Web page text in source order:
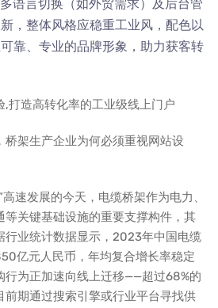
语言切换（如外贸需求）及后台管
，整体风格应稳重工业风，配色以
靠、专业的品牌形象，助力获客转
,打造高转化率的工业级线上门户
桥架生产企业为何必须重视网站设
速发展的今天，电缆桥架作为电力、
等关键基础设施的重要支撑构件，其
行业统计数据显示，2023年中国电缆
亿元人民币，年均复合增长率稳定
行为正加速向线上迁移——超过68%的
前期通过搜索引擎或行业平台寻找供